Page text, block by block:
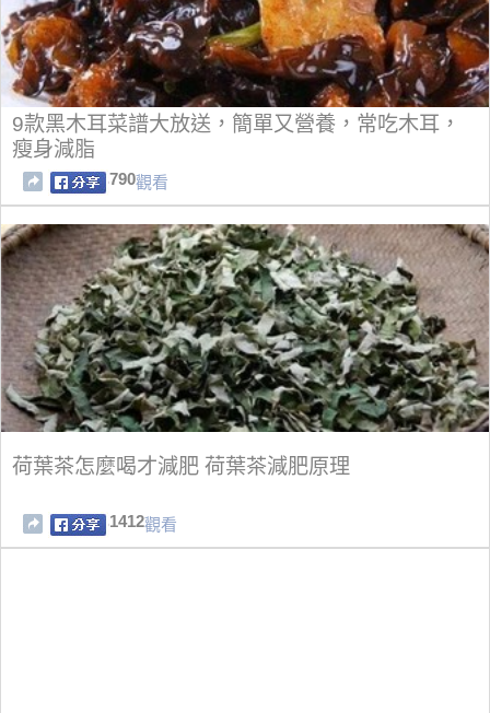
9款黑木耳菜譜大放送，簡單又營養，常吃木耳，
瘦身減脂
790觀看
荷葉茶怎麼喝才減肥 荷葉茶減肥原理
1412觀看